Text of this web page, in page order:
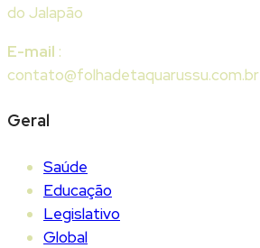
do Jalapão
E-mail :
contato@folhadetaquarussu.com.br
Geral
Saúde
Educação
Legislativo
Global